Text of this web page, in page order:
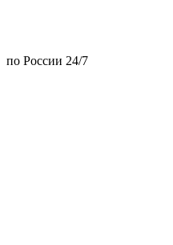
по России 24/7